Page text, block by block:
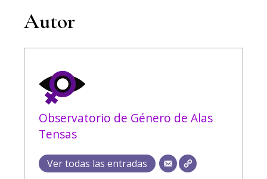
Autor
Observatorio de Género de Alas
Tensas
Ver todas las entradas